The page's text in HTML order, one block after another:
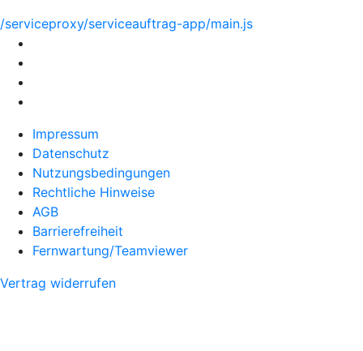
/serviceproxy/serviceauftrag-app/main.js
Impressum
Datenschutz
Nutzungsbedingungen
Rechtliche Hinweise
AGB
Barrierefreiheit
Fernwartung/Teamviewer
Vertrag widerrufen